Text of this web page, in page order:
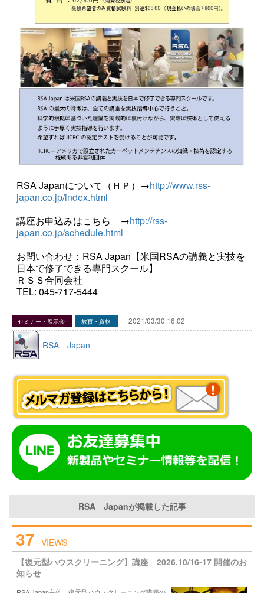
RSA Japanについて（ＨＰ）→http://www.rss-
japan.co.jp/index.html
講座お申込みはこちら →http://rss-
japan.co.jp/schedule.html
お問い合わせ：RSA Japan【米国RSAの講義と実技を
日本で修了できる専門スクール】
ＲＳＳ合同会社
TEL: 045-717-5444
セミナー・展示会 教育・資格 2021/03/30 16:02
RSA Japan
RSA Japanが掲載した記事
37 VIEWS
【復元型ハウスクリーニング】講座 2026.10/16-17 開催のお
知らせ